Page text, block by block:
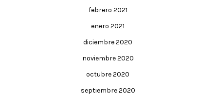
febrero 2021
enero 2021
diciembre 2020
noviembre 2020
octubre 2020
septiembre 2020